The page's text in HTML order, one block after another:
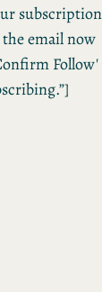
email now
Follow'